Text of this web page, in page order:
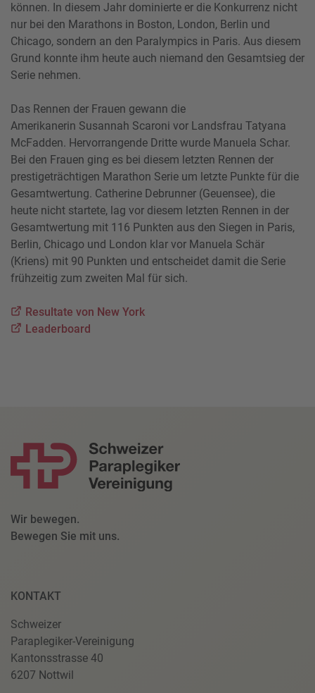
können. In diesem Jahr dominierte er die Konkurrenz nicht
nur bei den Marathons in Boston, London, Berlin und
Chicago, sondern an den Paralympics in Paris. Aus diesem
Grund konnte ihm heute auch niemand den Gesamtsieg der
Serie nehmen.
Das Rennen der Frauen gewann die
Amerikanerin Susannah Scaroni vor Landsfrau Tatyana
McFadden. Hervorrangende Dritte wurde Manuela Schar.
Bei den Frauen ging es bei diesem letzten Rennen der
prestigeträchtigen Marathon Serie um letzte Punkte für die
Gesamtwertung. Catherine Debrunner (Geuensee), die
heute nicht startete, lag vor diesem letzten Rennen in der
Gesamtwertung mit 116 Punkten aus den Siegen in Paris,
Berlin, Chicago und London klar vor Manuela Schär
(Kriens) mit 90 Punkten und entscheidet damit die Serie
frühzeitig zum zweiten Mal für sich.
Resultate von New York
Leaderboard
Wir bewegen.
Bewegen Sie mit uns.
KONTAKT
Schweizer
Paraplegiker-Vereinigung
Kantonsstrasse 40
6207 Nottwil